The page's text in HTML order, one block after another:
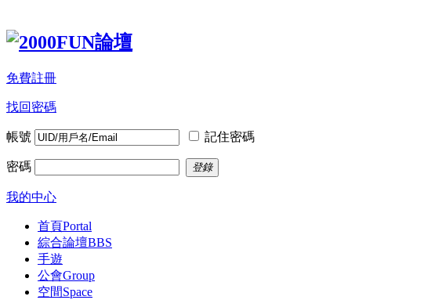
免費註冊
找回密碼
帳號 記住密碼
密碼 登錄
我的中心
首頁Portal
綜合論壇BBS
手遊
公會Group
空間Space